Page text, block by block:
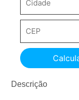
Descrição